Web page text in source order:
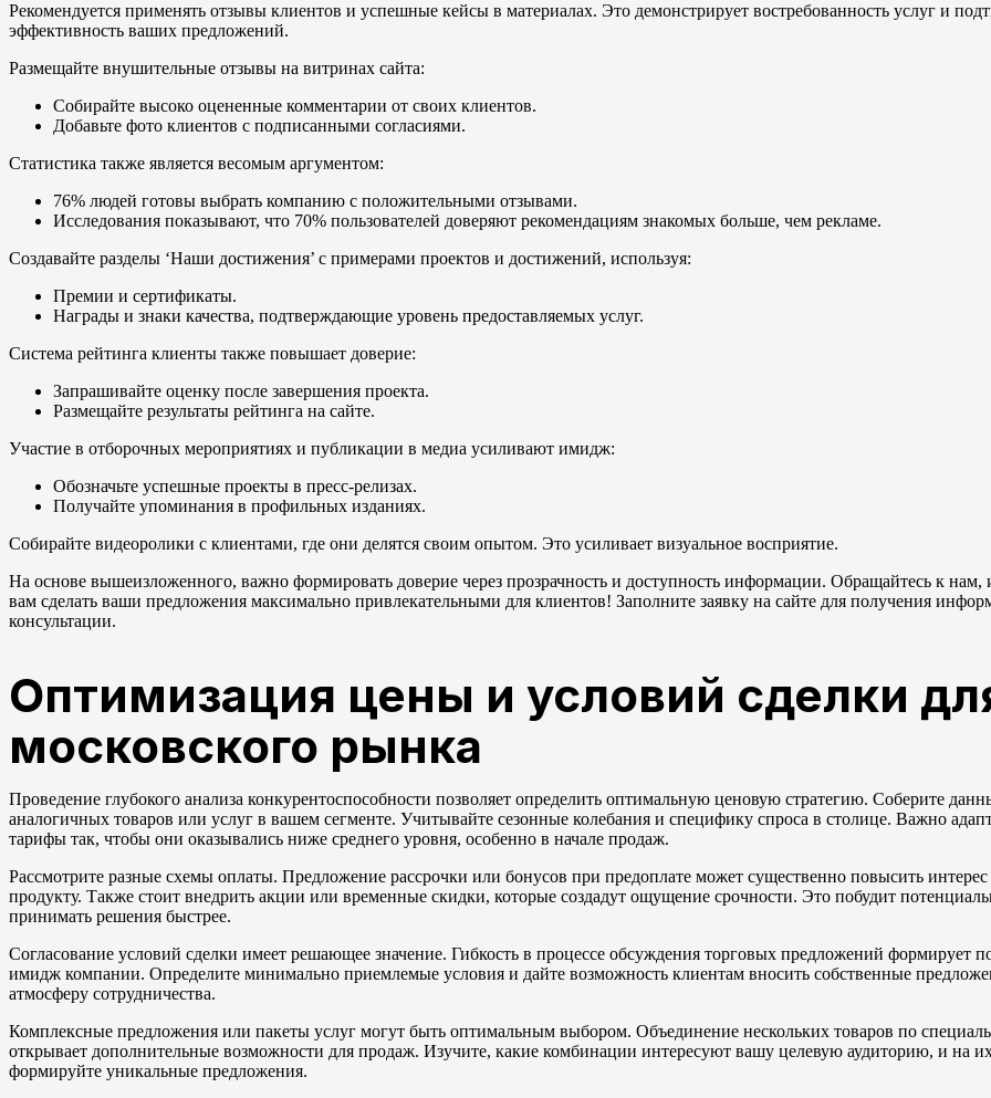
Рекомендуется применять отзывы клиентов и успешные кейсы в материалах. Это демонстрирует востребованность услуг и
эффективность ваших предложений.
Размещайте внушительные отзывы на витринах сайта:
Собирайте высоко оцененные комментарии от своих клиентов.
Добавьте фото клиентов с подписанными согласиями.
Статистика также является весомым аргументом:
76% людей готовы выбрать компанию с положительными отзывами.
Исследования показывают, что 70% пользователей доверяют рекомендациям знакомых больше, чем рекламе.
Создавайте разделы ‘Наши достижения’ с примерами проектов и достижений, используя:
Премии и сертификаты.
Награды и знаки качества, подтверждающие уровень предоставляемых услуг.
Система рейтинга клиенты также повышает доверие:
Запрашивайте оценку после завершения проекта.
Размещайте результаты рейтинга на сайте.
Участие в отборочных мероприятиях и публикации в медиа усиливают имидж:
Обозначьте успешные проекты в пресс-релизах.
Получайте упоминания в профильных изданиях.
Собирайте видеоролики с клиентами, где они делятся своим опытом. Это усиливает визуальное восприятие.
На основе вышеизложенного, важно формировать доверие через прозрачность и доступность информации. Обращайтесь к
вам сделать ваши предложения максимально привлекательными для клиентов! Заполните заявку на сайте для получения
консультации.
Оптимизация цены и условий сделки
московского рынка
Проведение глубокого анализа конкурентоспособности позволяет определить оптимальную ценовую стратегию. Соберите
аналогичных товаров или услуг в вашем сегменте. Учитывайте сезонные колебания и специфику спроса в столице. Важно
тарифы так, чтобы они оказывались ниже среднего уровня, особенно в начале продаж.
Рассмотрите разные схемы оплаты. Предложение рассрочки или бонусов при предоплате может существенно повысить
продукту. Также стоит внедрить акции или временные скидки, которые создадут ощущение срочности. Это побудит
принимать решения быстрее.
Согласование условий сделки имеет решающее значение. Гибкость в процессе обсуждения торговых предложений формирует
имидж компании. Определите минимально приемлемые условия и дайте возможность клиентам вносить собственные
атмосферу сотрудничества.
Комплексные предложения или пакеты услуг могут быть оптимальным выбором. Объединение нескольких товаров по
открывает дополнительные возможности для продаж. Изучите, какие комбинации интересуют вашу целевую аудиторию, и на
формируйте уникальные предложения.